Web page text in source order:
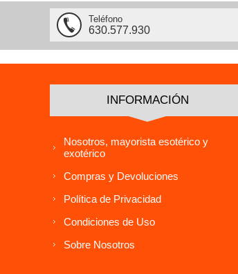
Teléfono
630.577.930
INFORMACIÓN
Nosotros, mayorista esotérico y
exotérico
Compras y Devoluciones
Política de Privacidad
Condiciones de Uso
Sobre Nosotros